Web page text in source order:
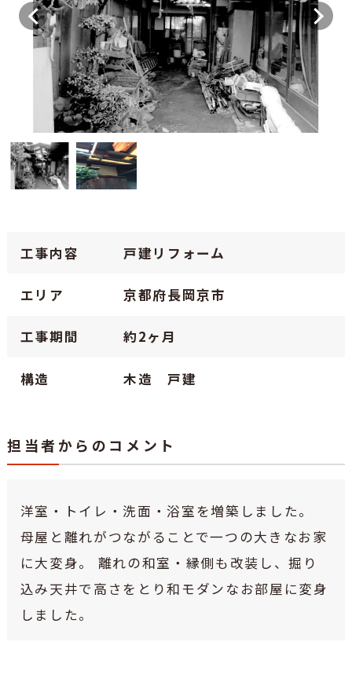
工事内容 戸建リフォーム
エリア 京都府長岡京市
工事期間 約2ヶ月
構造 木造 戸建
担当者からのコメント
洋室・トイレ・洗面・浴室を増築しました。
母屋と離れがつながることで一つの大きなお家
に大変身。 離れの和室・縁側も改装し、掘り
込み天井で高さをとり和モダンなお部屋に変身
しました。